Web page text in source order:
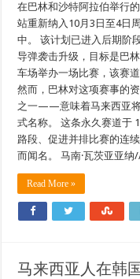
在巴林和沙特阿拉伯举行
站重新纳入10月3日至4日
中。 该计划已进入后期阶
导弹袭击升级，目标是巴
车场举办一场比赛，该赛
然而，巴林对这项赛事的
之一——意味着马来西亚将
式名称。 这条永久赛道于
路段、促进并排比赛的连
而闻名。 马南·瓦茨亚亚
Read More »
马来西亚人在韩